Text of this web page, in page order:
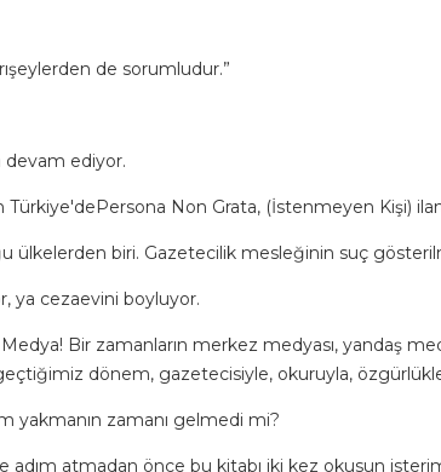
de sorumludur.”
devam ediyor.
Türkiye'dePersona Non Grata, (İstenmeyen Kişi)
biri. Gazetecilik mesleğinin suç
ya cezaevini boyluyor.
Bir zamanların merkez medyası, yandaş
dönem, gazetecisiyle, okuruyla,
yakmanın zamanı gelmedi mi?
atmadan önce bu kitabı iki kez okusun